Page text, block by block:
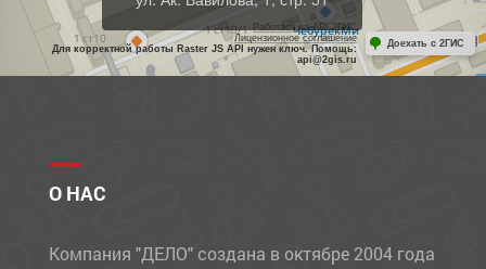
Работает на API 2ГИС
Лицензионное соглашение
Для корректной работы Raster JS API нужен ключ. Помощь:
api@2gis.ru
Доехать с 2ГИС
О НАС
Компания "ДЕЛО" создана в октябре 2004 года